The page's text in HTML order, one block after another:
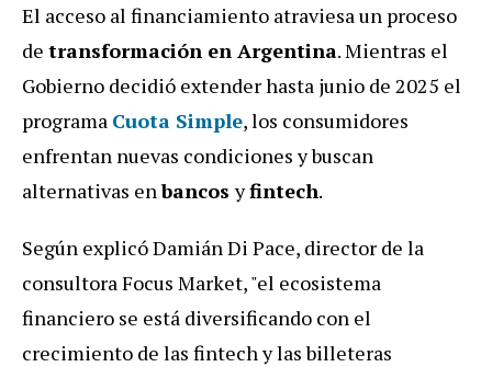
El acceso al financiamiento atraviesa un proceso
de transformación en Argentina. Mientras el
Gobierno decidió extender hasta junio de 2025 el
programa Cuota Simple, los consumidores
enfrentan nuevas condiciones y buscan
alternativas enbancosyfintech.
Según explicó Damián Di Pace, director de la
consultora Focus Market, "el ecosistema
financiero se está diversificando con el
crecimiento de las fintech y las billeteras